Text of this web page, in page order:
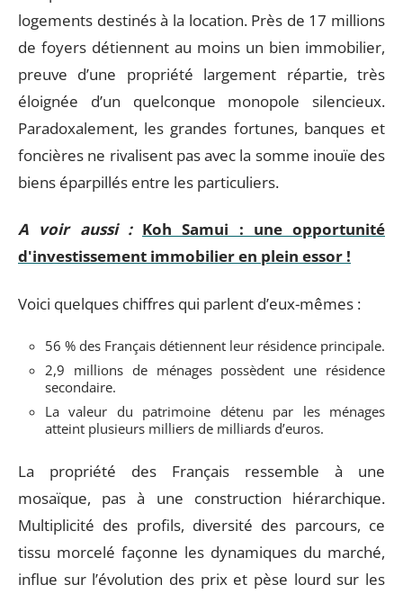
logements destinés à la location. Près de 17 millions
de foyers détiennent au moins un bien immobilier,
preuve d’une propriété largement répartie, très
éloignée d’un quelconque monopole silencieux.
Paradoxalement, les grandes fortunes, banques et
foncières ne rivalisent pas avec la somme inouïe des
biens éparpillés entre les particuliers.
A voir aussi : Koh Samui : une opportunité
d'investissement immobilier en plein essor !
Voici quelques chiffres qui parlent d’eux-mêmes :
56 % des Français détiennent leur résidence principale.
2,9 millions de ménages possèdent une résidence
secondaire.
La valeur du patrimoine détenu par les ménages
atteint plusieurs milliers de milliards d’euros.
La propriété des Français ressemble à une
mosaïque, pas à une construction hiérarchique.
Multiplicité des profils, diversité des parcours, ce
tissu morcelé façonne les dynamiques du marché,
influe sur l’évolution des prix et pèse lourd sur les